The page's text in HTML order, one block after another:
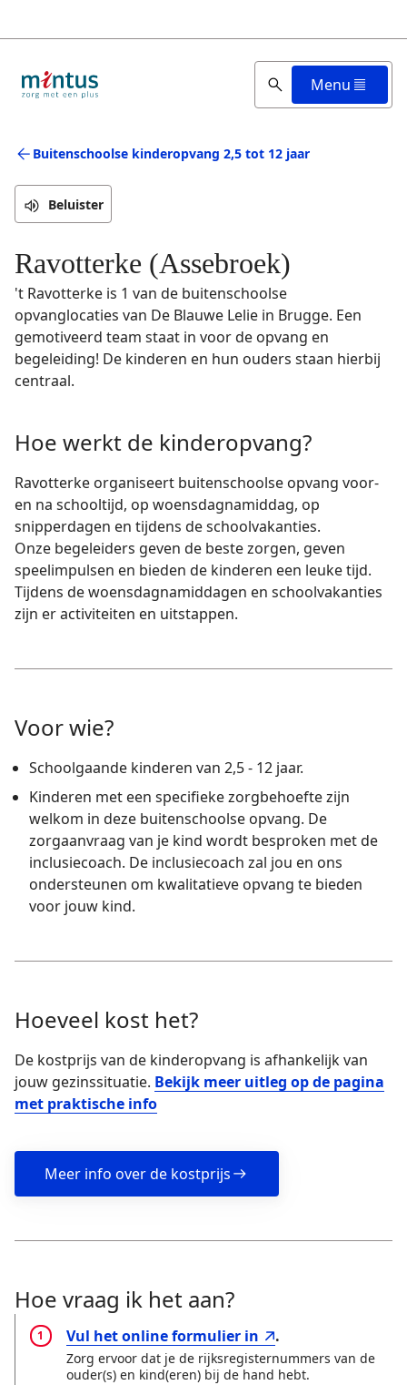
en
inhoud
Menu
Buitenschoolse kinderopvang 2,5 tot 12 jaar
Beluister
Ravotterke (Assebroek)
't Ravotterke is 1 van de buitenschoolse
opvanglocaties van De Blauwe Lelie in Brugge. Een
gemotiveerd team staat in voor de opvang en
begeleiding! De kinderen en hun ouders staan hierbij
centraal.
Hoe werkt de kinderopvang?
Ravotterke organiseert buitenschoolse opvang voor-
en na schooltijd, op woensdagnamiddag, op
snipperdagen en tijdens de schoolvakanties.
Onze begeleiders geven de beste zorgen, geven
speelimpulsen en bieden de kinderen een leuke tijd.
Tijdens de woensdagnamiddagen en schoolvakanties
zijn er activiteiten en uitstappen.
Voor wie?
Schoolgaande kinderen van 2,5 - 12 jaar.
Kinderen met een specifieke zorgbehoefte zijn
welkom in deze buitenschoolse opvang. De
zorgaanvraag van je kind wordt besproken met de
inclusiecoach. De inclusiecoach zal jou en ons
ondersteunen om kwalitatieve opvang te bieden
voor jouw kind.
Hoeveel kost het?
De kostprijs van de kinderopvang is afhankelijk van
jouw gezinssituatie. Bekijk meer uitleg op de pagina
met praktische info
Meer info over de kostprijs
Hoe vraag ik het aan?
Vul het online formulier in .
Zorg ervoor dat je de rijksregisternummers van de
ouder(s) en kind(eren) bij de hand hebt.